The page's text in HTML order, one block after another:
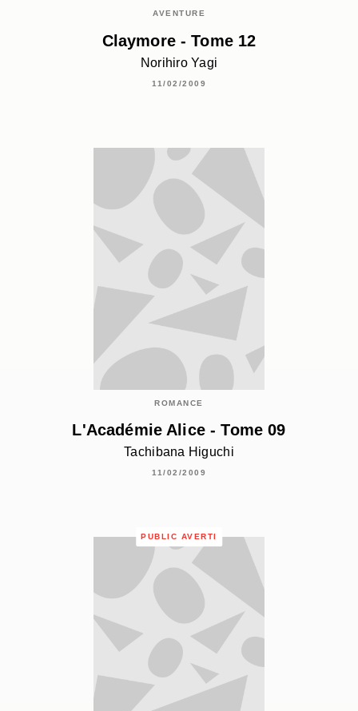
AVENTURE
Claymore - Tome 12
Norihiro Yagi
11/02/2009
ROMANCE
L'Académie Alice - Tome 09
Tachibana Higuchi
11/02/2009
PUBLIC AVERTI